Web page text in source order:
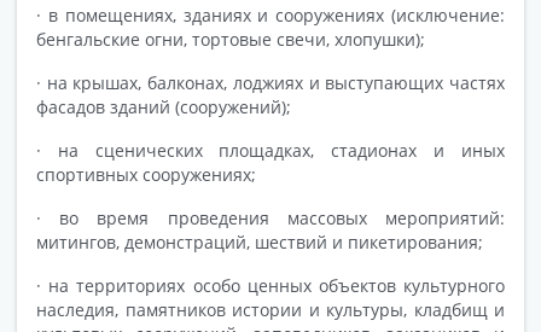
· в помещениях, зданиях и сооружениях (исключение:
бенгальские огни, тортовые свечи, хлопушки);
· на крышах, балконах, лоджиях и выступающих частях
фасадов зданий (сооружений);
· на сценических площадках, стадионах и иных
спортивных сооружениях;
· во время проведения массовых мероприятий:
митингов, демонстраций, шествий и пикетирования;
· на территориях особо ценных объектов культурного
наследия, памятников истории и культуры, кладбищ и